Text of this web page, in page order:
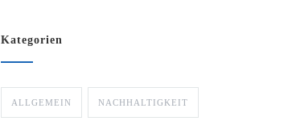
Kategorien
ALLGEMEIN NACHHALTIGKEIT